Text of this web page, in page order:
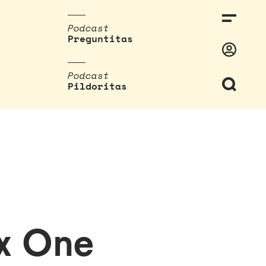
Podcast
Preguntitas
Podcast
Pildoritas
One